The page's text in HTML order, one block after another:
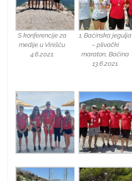
S konferencije za
medije u Vinišću
4.6.2021.
1. Baćinska jegulja
– plivački
maraton, Baćina
13.6.2021.